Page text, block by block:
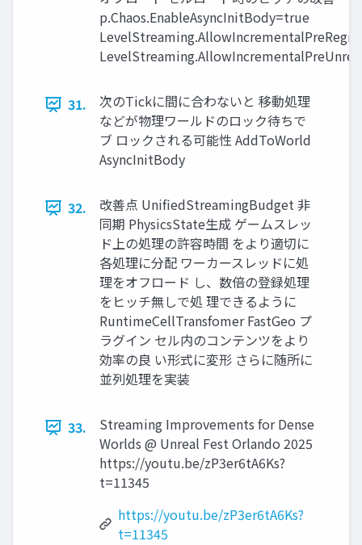
p.Chaos.EnableAsyncInitBody=true
31.
次のTickに間に合わないと 移動処理
などが物理ワールドのロック待ちで
ブ ロックされる可能性 AddToWorld
AsyncInitBody
32.
改善点 UnifiedStreamingBudget 非
同期 PhysicsState生成 ゲームスレッ
ド上の処理の許容時間 をより適切に
各処理に分配 ワーカースレッドに処
理をオフロード し、数倍の登録処理
をヒッチ無しで処 理できるように
RuntimeCellTransfomer FastGeo プ
ラグイン セル内のコンテンツをより
効率の良 い形式に変形 さらに随所に
並列処理を実装
33.
Streaming Improvements for Dense
Worlds @ Unreal Fest Orlando 2025
https://youtu.be/zP3er6tA6Ks?
t=11345
https://youtu.be/zP3er6tA6Ks?
t=11345